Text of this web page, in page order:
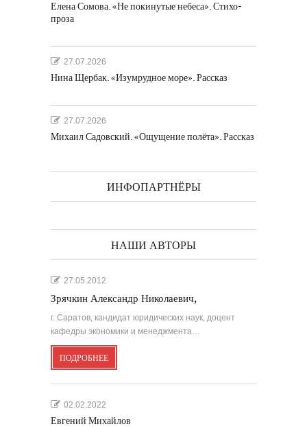
Елена Сомова. «Не покинутые небеса». Стихо-
проза
27.07.2026
Нина Щербак. «Изумрудное море». Рассказ
27.07.2026
Михаил Садовский. «Ощущение полёта». Рассказ
ИНФОПАРТНЁРЫ
НАШИ АВТОРЫ
27.05.2012
Зрячкин Александр Николаевич,
г. Саратов, кандидат юридических наук, доцент
кафедры экономики и менеджмента…
ПОДРОБНЕЕ
02.02.2022
Евгений Михайлов